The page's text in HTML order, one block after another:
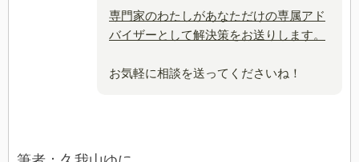
専門家のわたしがあなただけの専属アド
バイザーとして解決策をお送りします。
お気軽に相談を送ってくださいね！